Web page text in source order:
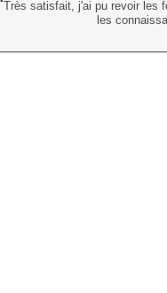
Très satisfait, j'ai pu revoir les
les